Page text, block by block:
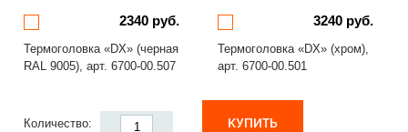
2340 руб.
Термоголовка «DX» (черная
RAL 9005), арт. 6700-00.507
3240 руб.
Термоголовка «DX» (хром),
арт. 6700-00.501
Количество: КУПИТЬ